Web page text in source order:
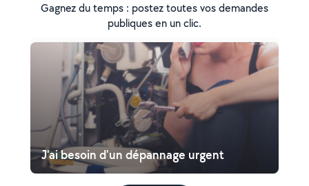
Gagnez du temps : postez toutes vos demandes
publiques en un clic.
J'ai besoin d'un dépannage urgent